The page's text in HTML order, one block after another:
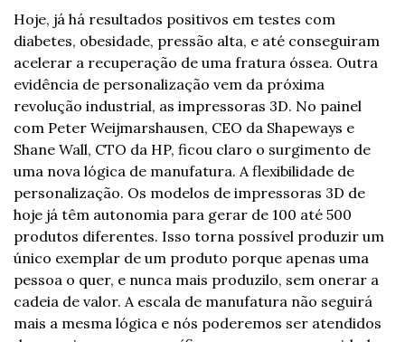
Hoje, já há resultados positivos em testes com
diabetes, obesidade, pressão alta, e até conseguiram
acelerar a recuperação de uma fratura óssea. Outra
evidência de personalização vem da próxima
revolução industrial, as impressoras 3D. No painel
com Peter Weijmarshausen, CEO da Shapeways e
Shane Wall, CTO da HP, ficou claro o surgimento de
uma nova lógica de manufatura. A flexibilidade de
personalização. Os modelos de impressoras 3D de
hoje já têm autonomia para gerar de 100 até 500
produtos diferentes. Isso torna possível produzir um
único exemplar de um produto porque apenas uma
pessoa o quer, e nunca mais produzi­lo, sem onerar a
cadeia de valor. A escala de manufatura não seguirá
mais a mesma lógica e nós poderemos ser atendidos